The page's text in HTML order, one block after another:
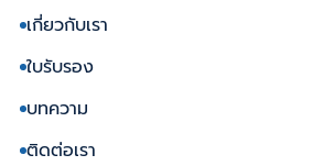
เกี่ยวกับเรา
ใบรับรอง
บทความ
ติดต่อเรา